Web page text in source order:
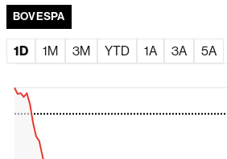
El Niño ameaça América Latina, e
identifica os países mais expostos
BOVESPA
1D 1M 3M YTD 1A 3A 5A